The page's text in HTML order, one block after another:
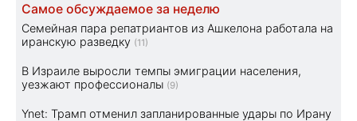
Самое обсуждаемое за неделю
Семейная пара репатриантов из Ашкелона работала на
иранскую разведку (11)
В Израиле выросли темпы эмиграции населения,
уезжают профессионалы (9)
Ynet: Трамп отменил запланированные удары по Ирану